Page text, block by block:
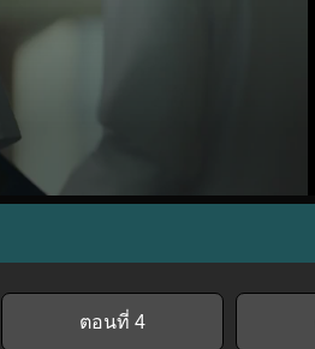
ตอนที่ 4